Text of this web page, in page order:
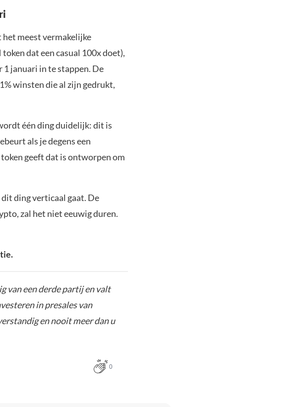
het meest vermakelijke
dat een casual 100x doet),
1 januari in te stappen. De
winsten die al zijn gedrukt,
één ding duidelijk: dit is
als je degens een
geeft dat is ontworpen om
ding verticaal gaat. De
zal het niet eeuwig duren.
van een derde partij en valt
in presales van
en nooit meer dan u
0